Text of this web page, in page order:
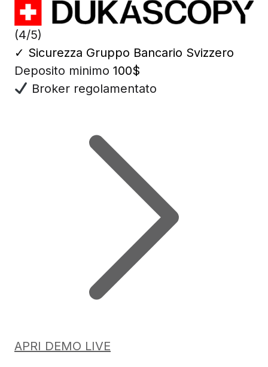
(4/5)
✓ Sicurezza Gruppo Bancario Svizzero
Deposito minimo 100$
Broker regolamentato
APRI DEMO LIVE